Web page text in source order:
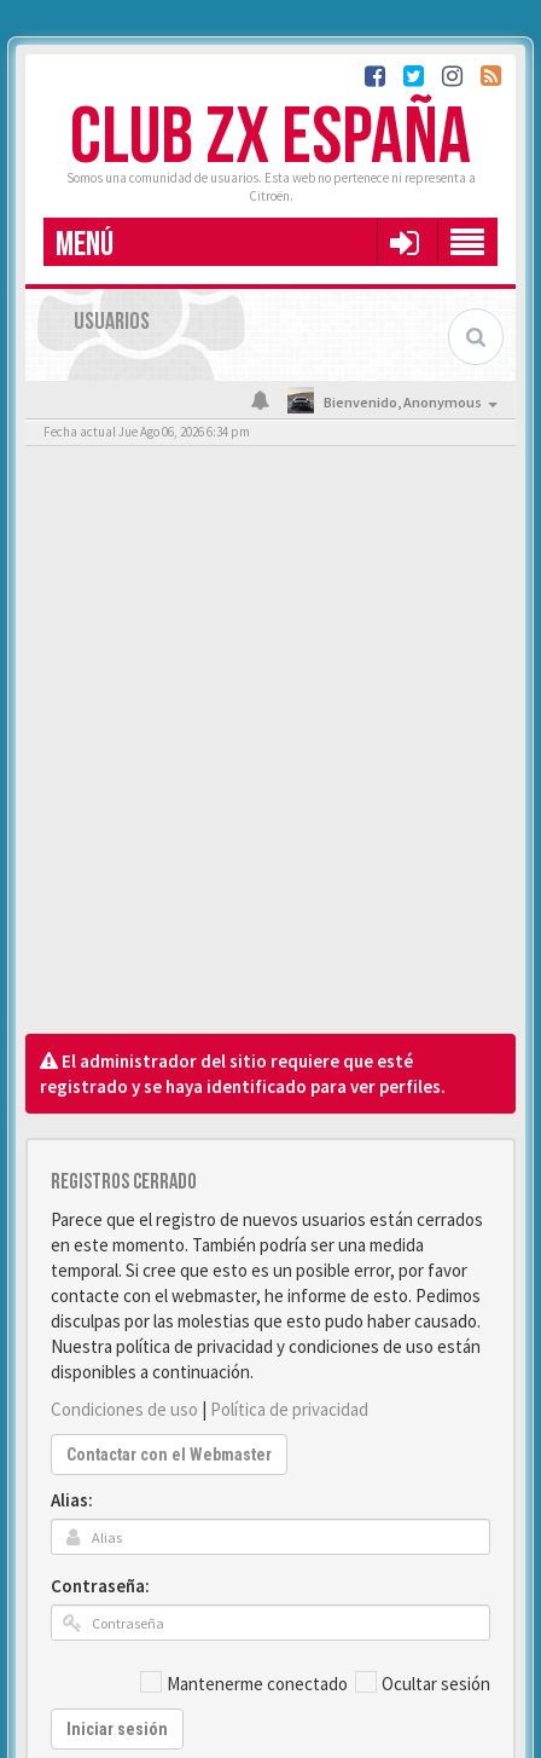
CLUB ZX ESPAÑA
Somos una comunidad de usuarios. Esta web no pertenece ni representa a
Citroën.
MENÚ
USUARIOS
Bienvenido,Anonymous
Fecha actual Jue Ago 06, 2026 6:34 pm
El administrador del sitio requiere que esté
registrado y se haya identificado para ver perfiles.
Registros cerrado
Parece que el registro de nuevos usuarios están cerrados
en este momento. También podría ser una medida
temporal. Si cree que esto es un posible error, por favor
contacte con el webmaster, he informe de esto. Pedimos
disculpas por las molestias que esto pudo haber causado.
Nuestra política de privacidad y condiciones de uso están
disponibles a continuación.
Condiciones de uso | Política de privacidad
Contactar con el Webmaster
Alias:
Contraseña:
Mantenerme conectado Ocultar sesión
Iniciar sesión